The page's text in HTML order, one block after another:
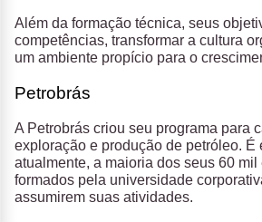
Além da formação técnica, seus
competências, transformar a cultura
um ambiente propício para o
Petrobrás
A Petrobrás criou seu programa para
exploração e produção de petróleo. É
atualmente, a maioria dos seus 60
formados pela universidade
assumirem suas atividades.